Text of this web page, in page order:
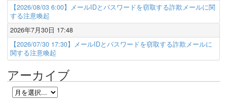
【2026/08/03 6:00】メールIDとパスワードを窃取する詐欺メールに関
する注意喚起
2026年7月30日 17:48
【2026/07/30 17:30】メールIDとパスワードを窃取する詐欺メールに
関する注意喚起
アーカイブ